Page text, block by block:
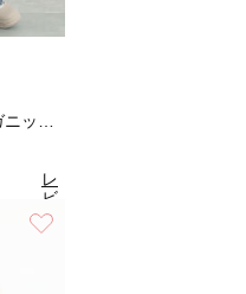
レ
ビ
ュ
ー